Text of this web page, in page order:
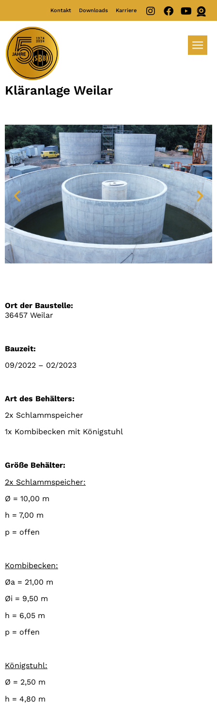
Kontakt Downloads Karriere
Kläranlage Weilar
Ort der Baustelle:
36457 Weilar
Bauzeit:
09/2022 – 02/2023
Art des Behälters:
2x Schlammspeicher
1x Kombibecken mit Königstuhl
Größe Behälter:
2x Schlammspeicher:
Ø = 10,00 m
h = 7,00 m
p = offen
Kombibecken:
Øa = 21,00 m
Øi = 9,50 m
h = 6,05 m
p = offen
Königstuhl:
Ø = 2,50 m
h = 4,80 m